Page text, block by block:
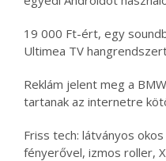
19 000 Ft-ért, egy
Ultimea TV
Reklám jelent meg a
tartanak az internetre
Friss tech: látványos
fényerővel, izmos roller,